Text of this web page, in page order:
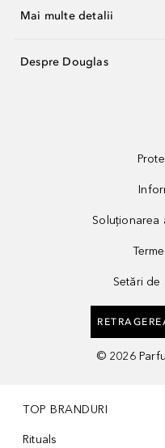
Mai multe detalii
Despre Douglas
Soluționarea
Setări de
© 2026
TOP BRANDURI
Rituals